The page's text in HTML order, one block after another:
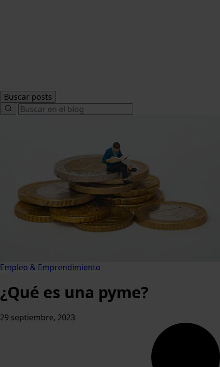
Buscar posts
Search
for:
Empleo & Emprendimiento
¿Qué es una pyme?
29 septiembre, 2023